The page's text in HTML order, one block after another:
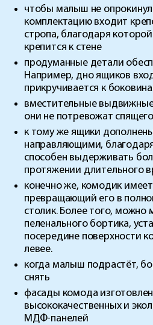
чтобы малыш не
комплектацию входит
стропа, благодаря
крепится к стене
продуманные детали
Например, дно ящиков
прикручивается к
вместительные
они не потревожат
к тому же ящики
направляющими,
способен выдерживать
протяжении длительного
конечно же, комодик
превращающий его в
столик. Более того, можно
пеленального бортика,
посередине поверхности
левее.
когда малыш подрастёт,
снять
фасады комода
высококачественных и
МДФ-панелей